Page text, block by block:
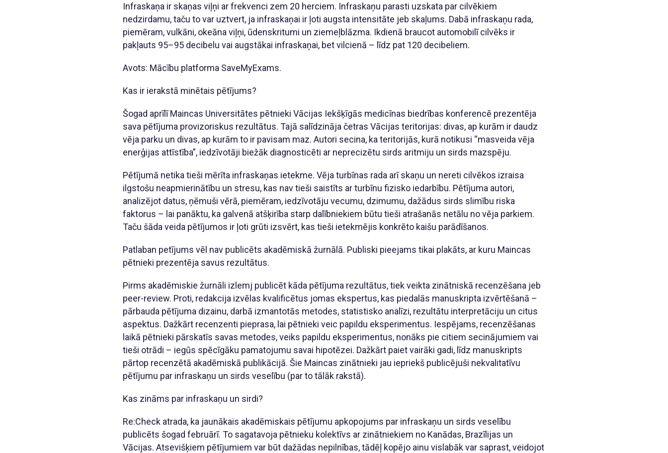
Infraskaņa ir skaņas viļņi ar frekvenci zem 20 herciem. Infraskaņu parasti uzskata par cilvēkiem
nedzirdamu, taču to var uztvert, ja infraskaņai ir ļoti augsta intensitāte jeb skaļums. Dabā infraskaņu rada,
piemēram, vulkāni, okeāna viļņi, ūdenskritumi un ziemeļblāzma. Ikdienā braucot automobilī cilvēks ir
pakļauts 95–95 decibelu vai augstākai infraskaņai, bet vilcienā – līdz pat 120 decibeliem.
Avots: Mācību platforma SaveMyExams.
Kas ir ierakstā minētais pētījums?
Šogad aprīlī Maincas Universitātes pētnieki Vācijas Iekšķīgās medicīnas biedrības konferencē prezentēja
sava pētījuma provizoriskus rezultātus. Tajā salīdzināja četras Vācijas teritorijas: divas, ap kurām ir daudz
vēja parku un divas, ap kurām to ir pavisam maz. Autori secina, ka teritorijās, kurā notikusi “masveida vēja
enerģijas attīstība”, iedzīvotāji biežāk diagnosticēti ar neprecizētu sirds aritmiju un sirds mazspēju.
Pētījumā netika tieši mērīta infraskaņas ietekme. Vēja turbīnas rada arī skaņu un nereti cilvēkos izraisa
ilgstošu neapmierinātību un stresu, kas nav tieši saistīts ar turbīnu fizisko iedarbību. Pētījuma autori,
analizējot datus, ņēmuši vērā, piemēram, iedzīvotāju vecumu, dzimumu, dažādus sirds slimību riska
faktorus – lai panāktu, ka galvenā atšķirība starp dalībniekiem būtu tieši atrašanās netālu no vēja parkiem.
Taču šāda veida pētījumos ir ļoti grūti izsvērt, kas tieši ietekmējis konkrēto kaišu parādīšanos.
Patlaban petījums vēl nav publicēts akadēmiskā žurnālā. Publiski pieejams tikai plakāts, ar kuru Maincas
pētnieki prezentēja savus rezultātus.
Pirms akadēmiskie žurnāli izlemj publicēt kāda pētījuma rezultātus, tiek veikta zinātniskā recenzēšana jeb
peer-review. Proti, redakcija izvēlas kvalificētus jomas ekspertus, kas piedalās manuskripta izvērtēšanā –
pārbauda pētījuma dizainu, darbā izmantotās metodes, statistisko analīzi, rezultātu interpretāciju un citus
aspektus. Dažkārt recenzenti pieprasa, lai pētnieki veic papildu eksperimentus. Iespējams, recenzēšanas
laikā pētnieki pārskatīs savas metodes, veiks papildu eksperimentus, nonāks pie citiem secinājumiem vai
tieši otrādi – iegūs spēcīgāku pamatojumu savai hipotēzei. Dažkārt paiet vairāki gadi, līdz manuskripts
pārtop recenzētā akadēmiskā publikācijā. Šie Maincas zinātnieki jau iepriekš publicējuši nekvalitatīvu
pētījumu par infraskaņu un sirds veselību (par to tālāk rakstā).
Kas zināms par infraskaņu un sirdi?
Re:Check atrada, ka jaunākais akadēmiskais pētījumu apkopojums par infraskaņu un sirds veselību
publicēts šogad februārī. To sagatavoja pētnieku kolektīvs ar zinātniekiem no Kanādas, Brazīlijas un
Vācijas. Atsevišķiem pētījumiem var būt dažādas nepilnības, tādēļ kopējo ainu vislabāk var saprast, veidojot